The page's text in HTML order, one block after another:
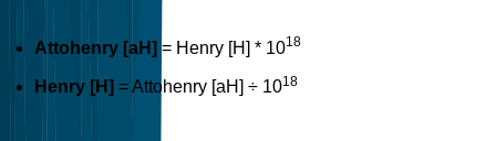
Attohenry [aH] = Henry [H] * 1018
Henry [H] = Attohenry [aH] ÷ 1018